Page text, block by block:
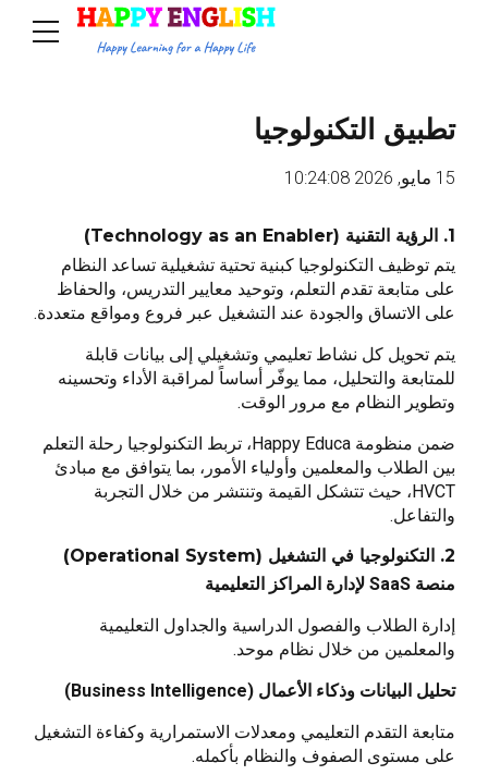
تطبيق التكنولوجيا
15 مايو, 2026 10:24:08
1. الرؤية التقنية (Technology as an Enabler)
يتم توظيف التكنولوجيا كبنية تحتية تشغيلية تساعد النظام
على متابعة تقدم التعلم، وتوحيد معايير التدريس، والحفاظ
على الاتساق والجودة عند التشغيل عبر فروع ومواقع متعددة.
يتم تحويل كل نشاط تعليمي وتشغيلي إلى بيانات قابلة
للمتابعة والتحليل، مما يوفّر أساساً لمراقبة الأداء وتحسينه
وتطوير النظام مع مرور الوقت.
ضمن منظومة Happy Educa، تربط التكنولوجيا رحلة التعلم
بين الطلاب والمعلمين وأولياء الأمور، بما يتوافق مع مبادئ
HVCT، حيث تتشكل القيمة وتنتشر من خلال التجربة
والتفاعل.
2. التكنولوجيا في التشغيل (Operational System)
منصة SaaS لإدارة المراكز التعليمية
إدارة الطلاب والفصول الدراسية والجداول التعليمية
والمعلمين من خلال نظام موحد.
تحليل البيانات وذكاء الأعمال (Business Intelligence)
متابعة التقدم التعليمي ومعدلات الاستمرارية وكفاءة التشغيل
على مستوى الصفوف والنظام بأكمله.